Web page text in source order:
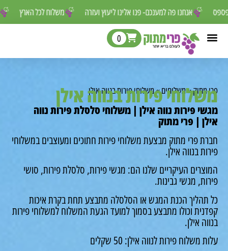
משלוח לכל הארץ אנחנו פה למענכם- פנו אלינו ליעוץ ועזרה לפספס
0
»משלוחים»משלוחי פירות בנווה אילן
פירות בנווה אילן
פירות נווה אילן | משלוחי סלסלת פירות נווה
| פרי מתוק
פרי מתוק מבצעת משלוחי פירות חתוכים ומעוצבים במשלוחי
בנווה אילן.
העיקריים שלנו הם: מגשי פירות, סלסלת פירות, סושי
מגשי גבינות.
הכנת המגש או הסלסלה מתבצע תחת בקרת איכות
וכולו מתבצע בסמוך למועד הגעת המשלוח למשלוחי פירות
אילן.
פירות לנווה אילן: 50 שקלים